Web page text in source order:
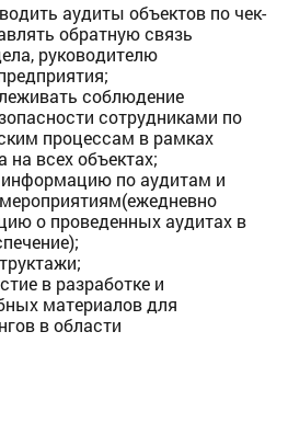
аудиты объектов по чек-
обратную связь
руководителю
соблюдение
сотрудниками по
процессам в рамках
на всех объектах;
по аудитам и
о проведенных аудитах в
в разработке и
материалов для
в области